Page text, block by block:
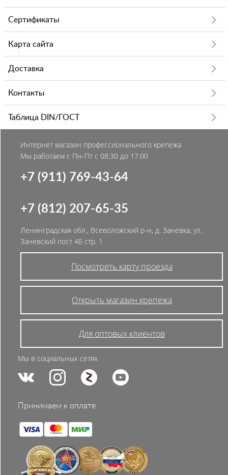
инвентаре.
выбор хлопковых ремней как натурального цвета, так и
окрашенных. Ширина от 20 до 600 мм. Продается в
мотках или катушках по 20-40 метров.
Сертификаты
Карта сайта
Доставка
Контакты
Таблица DIN/ГОСТ
Интернет магазин профессионального крепежа
Мы работаем с Пн-Пт с 08:30 до 17:00
+7 (911) 769-43-64
+7 (812) 207-65-35
Ленинградская обл., Всеволожский р-н, д. Заневка, ул.
Заневский пост 4Б стр. 1
Посмотреть карту проезда
Открыть магазин крепежа
Для оптовых клиентов
Мы в социальных сетях
Принимаем к оплате